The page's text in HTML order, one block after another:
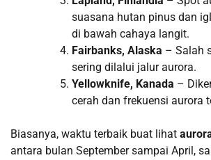
suasana hutan pinus dan
di bawah cahaya langit.
Fairbanks, Alaska – Salah
sering dilalui jalur aurora.
Yellowknife, Kanada –
cerah dan frekuensi aurora
Biasanya, waktu terbaik buat lihat
antara bulan September sampai April,